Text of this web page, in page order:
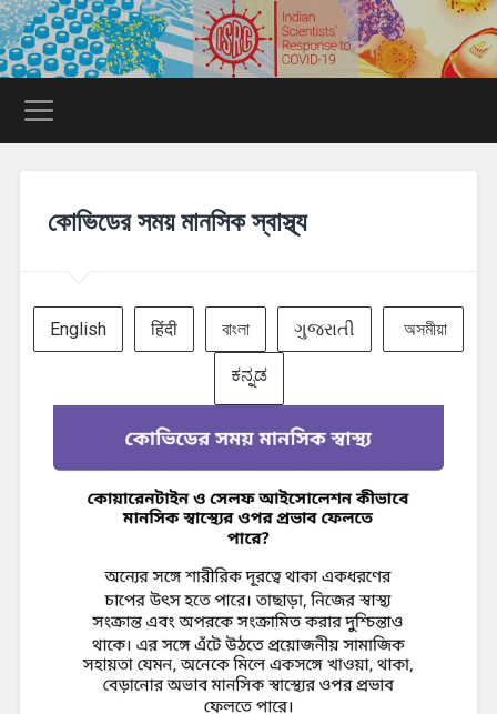
কোভিডের সময় মানসিক স্বাস্থ্য
English हिंदी বাংলা ગુજરાતી অসমীয়া
ಕನ್ನಡ